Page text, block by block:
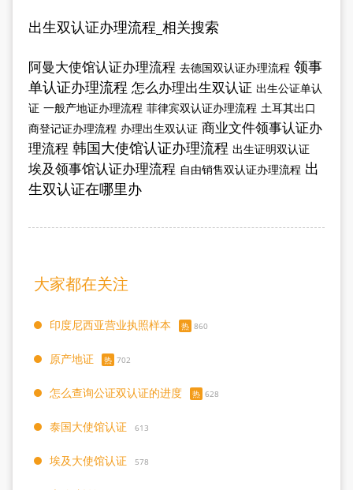
出生双认证办理流程_相关搜索
阿曼大使馆认证办理流程 去德国双认证办理流程 领事
单认证办理流程 怎么办理出生双认证 出生公证单认
证 一般产地证办理流程 菲律宾双认证办理流程 土耳其出口
商登记证办理流程 办理出生双认证 商业文件领事认证办
理流程 韩国大使馆认证办理流程 出生证明双认证
埃及领事馆认证办理流程 自由销售双认证办理流程 出
生双认证在哪里办
大家都在关注
印度尼西亚营业执照样本 热 860
原产地证 热 702
怎么查询公证双认证的进度 热 628
泰国大使馆认证 613
埃及大使馆认证 578